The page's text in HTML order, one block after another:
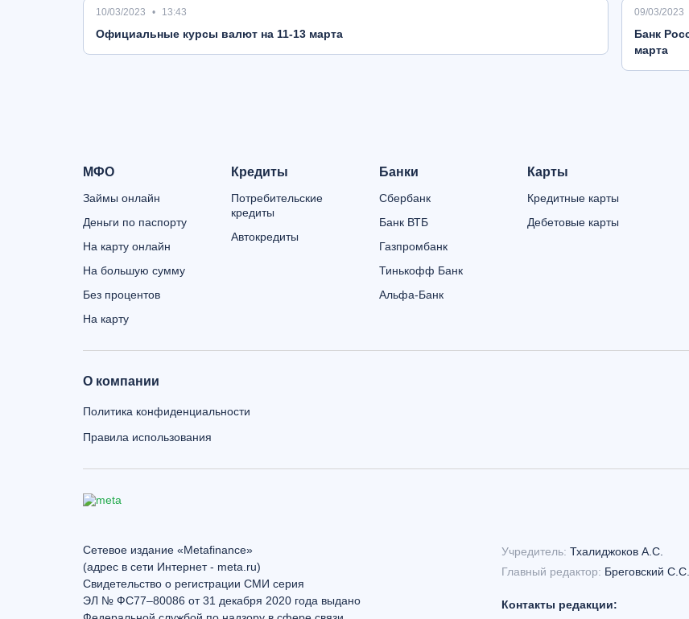
10/03/2023 13:43
Oфициальные курсы валют на 11-13 марта
09/03/2023
Банк
марта
МФО
Займы онлайн
Деньги по паспорту
На карту онлайн
На большую сумму
Без процентов
На карту
Кредиты
Потребительские
кредиты
Автокредиты
Банки
Сбербанк
Банк ВТБ
Газпромбанк
Тинькофф Банк
Альфа-Банк
Карты
Кредитные карты
Дебетовые карты
О компании
Политика конфиденциальности
Правила использования
Сетевое издание «Metafinance»
(адрес в сети Интернет - meta.ru)
Свидетельство о регистрации СМИ серия
ЭЛ № ФС77–80086 от 31 декабря 2020 года выдано
Учредитель: Тхалиджоков А.С.
Главный редактор: Бреговский С.С.
Контакты редакции: